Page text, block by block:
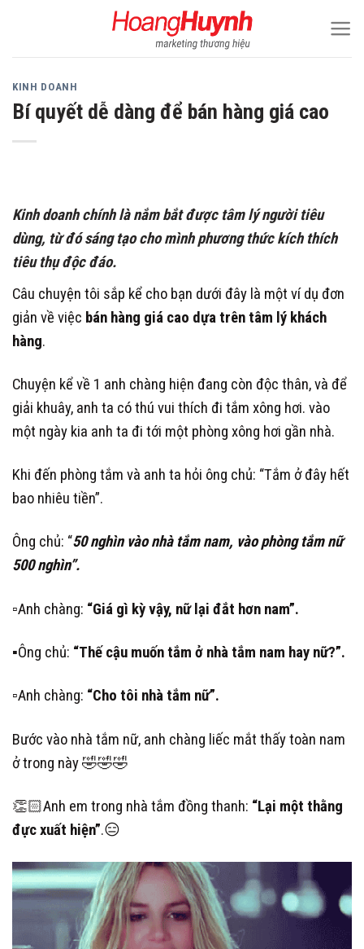
KINH DOANH
Bí quyết dễ dàng để bán hàng giá cao
Kinh doanh chính là nắm bắt được tâm lý người tiêu
dùng, từ đó sáng tạo cho mình phương thức kích thích
tiêu thụ độc đáo.
Câu chuyện tôi sắp kể cho bạn dưới đây là một ví dụ đơn
giản về việc bán hàng giá cao dựa trên tâm lý khách
hàng.
Chuyện kể về 1 anh chàng hiện đang còn độc thân, và để
giải khuây, anh ta có thú vui thích đi tắm xông hơi. vào
một ngày kia anh ta đi tới một phòng xông hơi gần nhà.
Khi đến phòng tắm và anh ta hỏi ông chủ: “Tắm ở đây hết
bao nhiêu tiền”.
Ông chủ: “50 nghìn vào nhà tắm nam, vào phòng tắm nữ
500 nghìn”.
▫️Anh chàng: “Giá gì kỳ vậy, nữ lại đắt hơn nam”.
▪️Ông chủ: “Thế cậu muốn tắm ở nhà tắm nam hay nữ?”.
▫️Anh chàng: “Cho tôi nhà tắm nữ”.
Bước vào nhà tắm nữ, anh chàng liếc mắt thấy toàn nam
ở trong này🤣🤣🤣
👏🏻Anh em trong nhà tắm đồng thanh: “Lại một thằng
đực xuất hiện”.😑